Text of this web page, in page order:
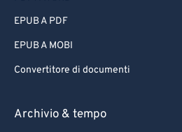
EPUB A PDF
EPUB A MOBI
Convertitore di documenti
Archivio & tempo